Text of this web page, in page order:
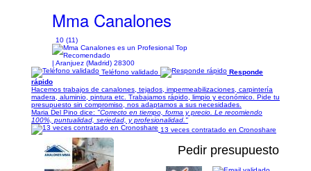
Mma Canalones
10 (11)
| Aranjuez (Madrid) 28300
Teléfono validado
Responde
rápido
Hacemos trabajos de canalones, tejados, impermeabilizaciones, carpintería
madera, aluminio, pintura etc. Trabajamos rápido, limpio y económico. Pide tu
presupuesto sin compromiso, nos adaptamos a sus necesidades.
Maria Del Pino dice: "Correcto en tiempo, forma y precio. Le recomiendo
100%, puntualidad, seriedad, y profesionalidad."
13 veces contratado en Cronoshare
Pedir presupuesto